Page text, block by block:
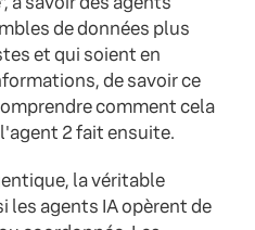
de données plus
et qui soient en
de savoir ce
comment cela
2 fait ensuite.
la véritable
les agents IA opèrent de